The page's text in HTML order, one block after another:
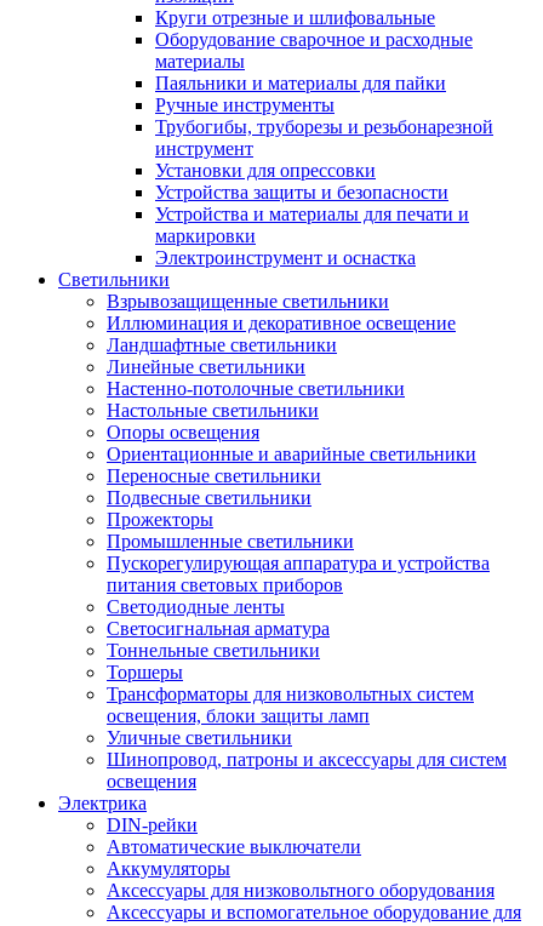
Круги отрезные и шлифовальные
Оборудование сварочное и расходные
материалы
Паяльники и материалы для пайки
Ручные инструменты
Трубогибы, труборезы и резьбонарезной
инструмент
Установки для опрессовки
Устройства защиты и безопасности
Устройства и материалы для печати и
маркировки
Электроинструмент и оснастка
Светильники
Взрывозащищенные светильники
Иллюминация и декоративное освещение
Ландшафтные светильники
Линейные светильники
Настенно-потолочные светильники
Настольные светильники
Опоры освещения
Ориентационные и аварийные светильники
Переносные светильники
Подвесные светильники
Прожекторы
Промышленные светильники
Пускорегулирующая аппаратура и устройства
питания световых приборов
Светодиодные ленты
Светосигнальная арматура
Тоннельные светильники
Торшеры
Трансформаторы для низковольтных систем
освещения, блоки защиты ламп
Уличные светильники
Шинопровод, патроны и аксессуары для систем
освещения
Электрика
DIN-рейки
Автоматические выключатели
Аккумуляторы
Аксессуары для низковольтного оборудования
Аксессуары и вспомогательное оборудование для